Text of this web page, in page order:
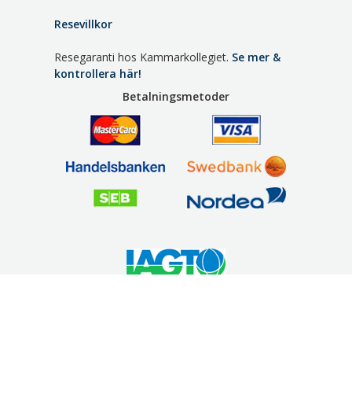
Resevillkor
Resegaranti hos Kammarkollegiet. Se mer &
kontrollera här!
Betalningsmetoder